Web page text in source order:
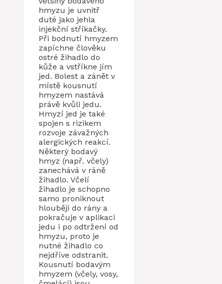
hmyzu je uvnitř
duté jako jehla
injekční stříkačky.
Při bodnutí hmyzem
zapíchne člověku
ostré žihadlo do
kůže a vstříkne jím
jed. Bolest a zánět v
místě kousnutí
hmyzem nastává
právě kvůli jedu.
Hmyzí jed je také
spojen s rizikem
rozvoje závažných
alergických reakcí.
Některý bodavý
hmyz (např. včely)
zanechává v ráně
žihadlo. Včelí
žihadlo je schopno
samo proniknout
hlouběji do rány a
pokračuje v aplikaci
jedu i po odtržení od
hmyzu, proto je
nutné žihadlo co
nejdříve odstranit.
Kousnutí bodavým
hmyzem (včely, vosy,